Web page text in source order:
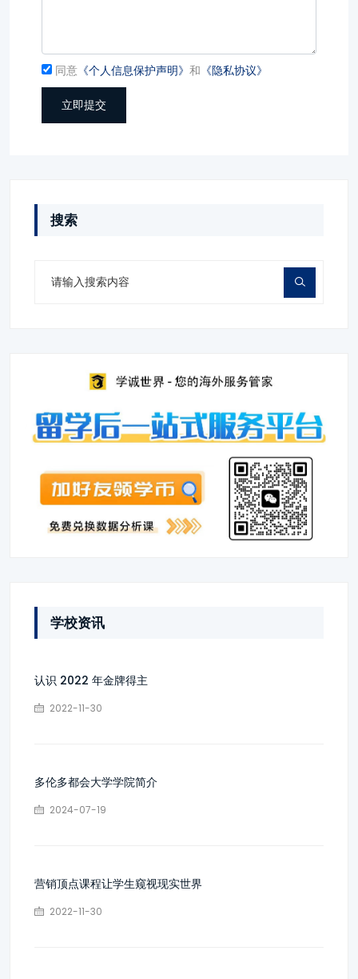
同意 《个人信息保护声明》 和 《隐私协议》
立即提交
搜索
学校资讯
认识 2022 年金牌得主
2022-11-30
多伦多都会大学学院简介
2024-07-19
营销顶点课程让学生窥视现实世界
2022-11-30